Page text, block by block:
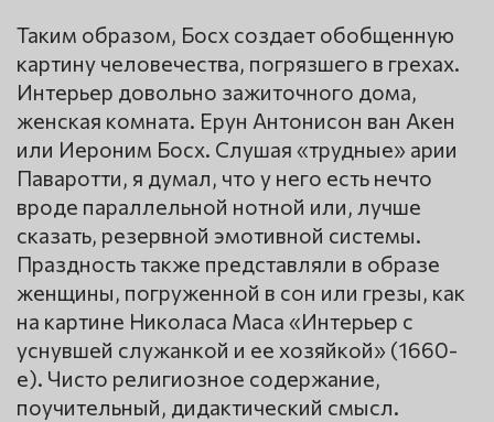
Таким образом, Босх создает обобщенную
картину человечества, погрязшего в грехах.
Интерьер довольно зажиточного дома,
женская комната. Ерун Антонисон ван Акен
или Иероним Босх. Слушая «трудные» арии
Паваротти, я думал, что у него есть нечто
вроде параллельной нотной или, лучше
сказать, резервной эмотивной системы.
Праздность также представляли в образе
женщины, погруженной в сон или грезы, как
на картине Николаса Маса «Интерьер с
уснувшей служанкой и ее хозяйкой» (1660-
е). Чисто религиозное содержание,
поучительный, дидактический смысл.